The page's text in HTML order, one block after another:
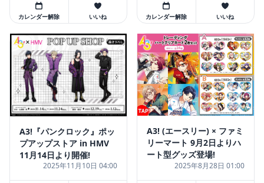
カレンダー解除 いいね カレンダー解除 いいね
A3!『パンクロック』ポッ
プアップストア in HMV
11月14日より開催!
2025年11月10日 04:00
A3! (エースリー) × ファミ
リーマート 9月2日よりハ
ート型グッズ登場!
2025年8月28日 01:00